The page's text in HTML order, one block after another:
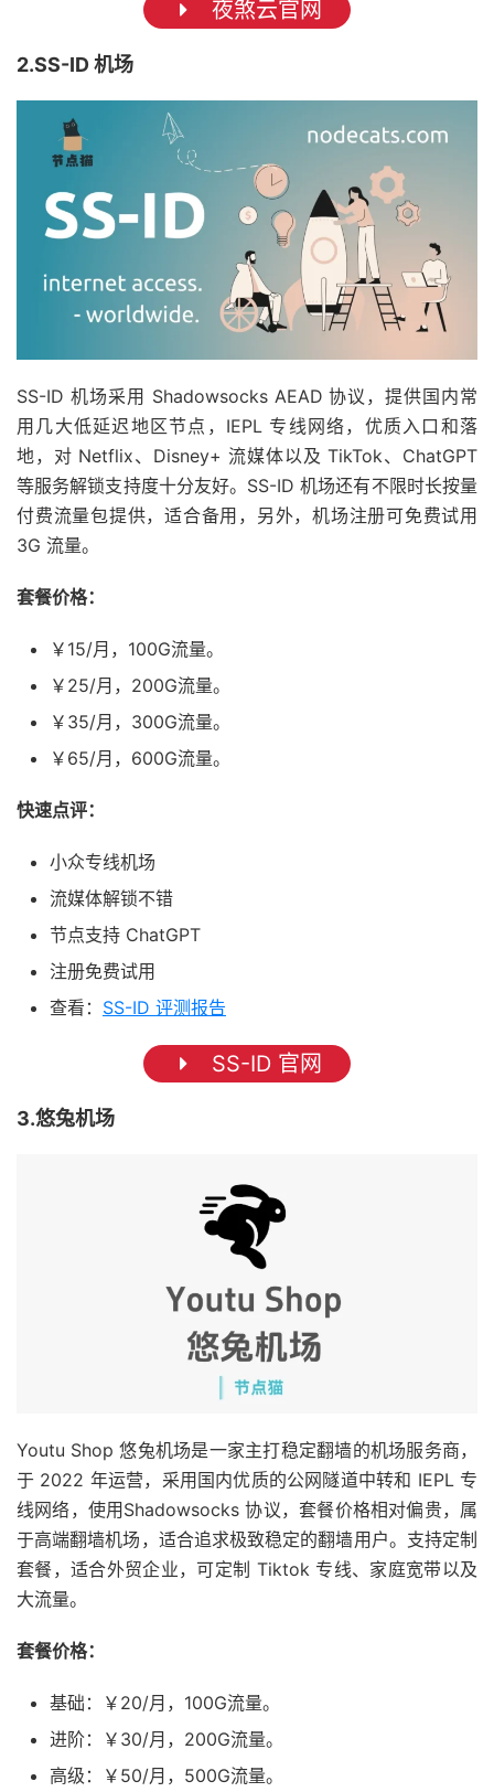
夜煞云官网
2.SS-ID 机场
SS-ID 机场采用 Shadowsocks AEAD 协议，提供国内常
用几大低延迟地区节点，IEPL 专线网络，优质入口和落
地，对 Netflix、Disney+ 流媒体以及 TikTok、ChatGPT
等服务解锁支持度十分友好。SS-ID 机场还有不限时长按量
付费流量包提供，适合备用，另外，机场注册可免费试用
3G 流量。
套餐价格：
￥15/月，100G流量。
￥25/月，200G流量。
￥35/月，300G流量。
￥65/月，600G流量。
快速点评：
小众专线机场
流媒体解锁不错
节点支持 ChatGPT
注册免费试用
查看： SS-ID 评测报告
SS-ID 官网
3.悠兔机场
Youtu Shop 悠兔机场是一家主打稳定翻墙的机场服务商，
于 2022 年运营，采用国内优质的公网隧道中转和 IEPL 专
线网络，使用Shadowsocks 协议，套餐价格相对偏贵，属
于高端翻墙机场，适合追求极致稳定的翻墙用户。支持定制
套餐，适合外贸企业，可定制 Tiktok 专线、家庭宽带以及
大流量。
套餐价格：
基础：￥20/月，100G流量。
进阶：￥30/月，200G流量。
高级：￥50/月，500G流量。